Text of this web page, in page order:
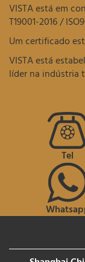
VISTA está em
T19001-2016 /
Um certificado
VISTA está
líder na indústria
Tel